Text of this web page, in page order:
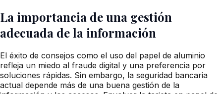
La importancia de una gestión
adecuada de la información
El éxito de consejos como el uso del papel de aluminio
refleja un miedo al fraude digital y una preferencia por
soluciones rápidas. Sin embargo, la seguridad bancaria
actual depende más de una buena gestión de la